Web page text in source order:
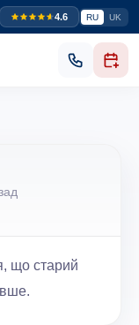
4.6 RU UK
що старий